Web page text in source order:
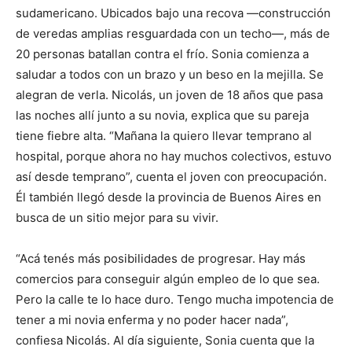
sudamericano. Ubicados bajo una recova —construcción
de veredas amplias resguardada con un techo—, más de
20 personas batallan contra el frío. Sonia comienza a
saludar a todos con un brazo y un beso en la mejilla. Se
alegran de verla. Nicolás, un joven de 18 años que pasa
las noches allí junto a su novia, explica que su pareja
tiene fiebre alta. “Mañana la quiero llevar temprano al
hospital, porque ahora no hay muchos colectivos, estuvo
así desde temprano”, cuenta el joven con preocupación.
Él también llegó desde la provincia de Buenos Aires en
busca de un sitio mejor para su vivir.
“Acá tenés más posibilidades de progresar. Hay más
comercios para conseguir algún empleo de lo que sea.
Pero la calle te lo hace duro. Tengo mucha impotencia de
tener a mi novia enferma y no poder hacer nada”,
confiesa Nicolás. Al día siguiente, Sonia cuenta que la